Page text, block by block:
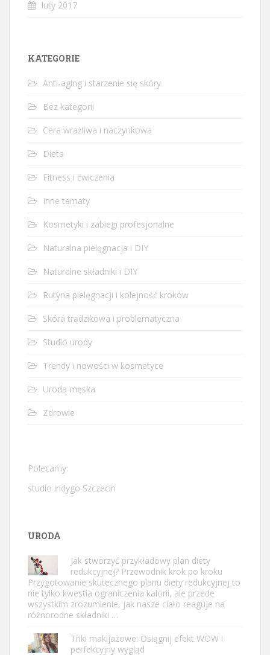
luty 2017
KATEGORIE
Anti-aging i starzenie się skóry
Bez kategorii
Cera wrażliwa i naczynkowa
Dieta
Fitness i ćwiczenia
Inne tematy
Kosmetyki i zabiegi profesjonalne
Naturalna pielęgnacja i DIY
Naturalne składniki i DIY
Rutyna pielęgnacji i kolejność kroków
Skóra trądzikowa i problematyczna
Studio urody
Trendy i nowości w kosmetyce
Uroda męska
Zdrowie
Polecamy:
studio indygo Szczecin
URODA
Jak stworzyć przykładowy plan diety
redukcyjnej? Przewodnik krok po kroku
Przygotowanie skutecznego planu diety redukcyjnej to
nie tylko kwestia ograniczenia kalorii, ale przede
wszystkim zrozumienie, jak nasze ciało reaguje na
różnorodne składniki …
Triki makijażowe: Osiągnij efekt WOW i
perfekcyjny wygląd